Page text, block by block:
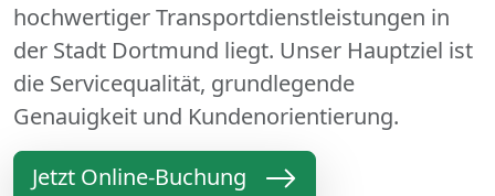
hochwertiger Transportdienstleistungen in
der Stadt Dortmund liegt. Unser Hauptziel ist
die Servicequalität, grundlegende
Genauigkeit und Kundenorientierung.
Jetzt Online-Buchung